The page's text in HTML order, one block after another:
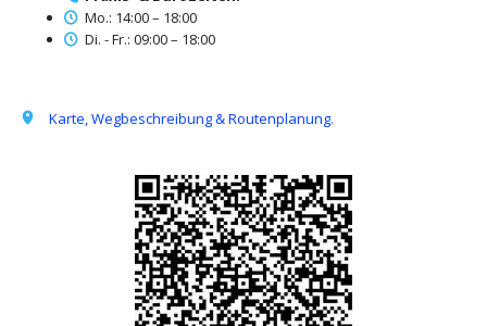
Mo.: 14:00 – 18:00
Di. - Fr.: 09:00 – 18:00
Karte, Wegbeschreibung & Routenplanung.